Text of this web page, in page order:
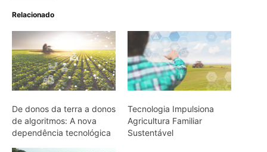
Relacionado
De donos da terra a donos
de algoritmos: A nova
dependência tecnológica
Tecnologia Impulsiona
Agricultura Familiar
Sustentável